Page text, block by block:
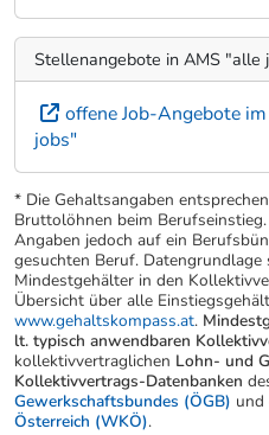
Stellenangebote in AMS "alle
offene Job-Angebote
jobs"
* Die Gehaltsangaben
Bruttolöhnen beim
Angaben jedoch auf ein
gesuchten Beruf. Datengrundlage
Mindestgehälter in den
Übersicht über alle
www.gehaltskompass.at.
lt. typisch anwendbaren
kollektivvertraglichen Lohn- und
Kollektivvertrags-Datenbanken
Gewerkschaftsbundes (ÖGB) und
Österreich (WKÖ).